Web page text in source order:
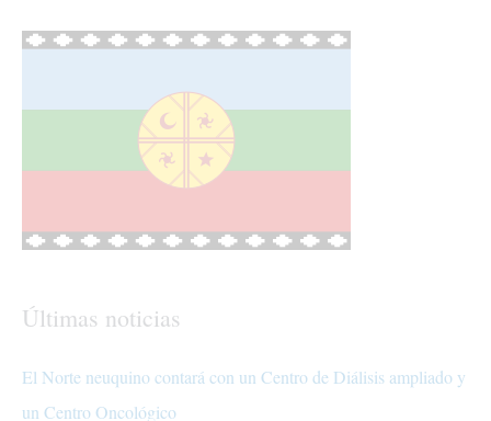
Últimas noticias
El Norte neuquino contará con un Centro de Diálisis ampliado y
un Centro Oncológico